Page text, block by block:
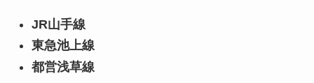
JR山手線
東急池上線
都営浅草線